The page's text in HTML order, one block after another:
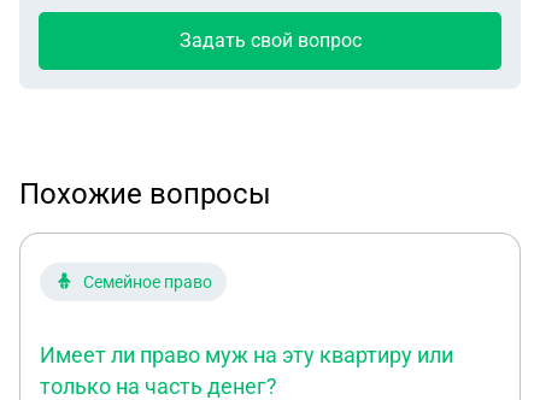
Задать свой вопрос
Похожие вопросы
Семейное право
Имеет ли право муж на эту квартиру или
только на часть денег?